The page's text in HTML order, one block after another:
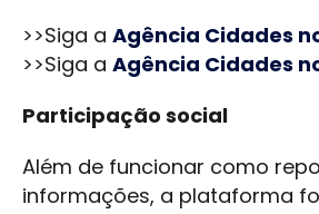
>>Siga a Agência Cidades
>>Siga a Agência Cidades
Participação social
Além de funcionar como
informações, a plataforma